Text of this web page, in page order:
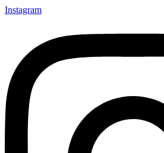
Instagram